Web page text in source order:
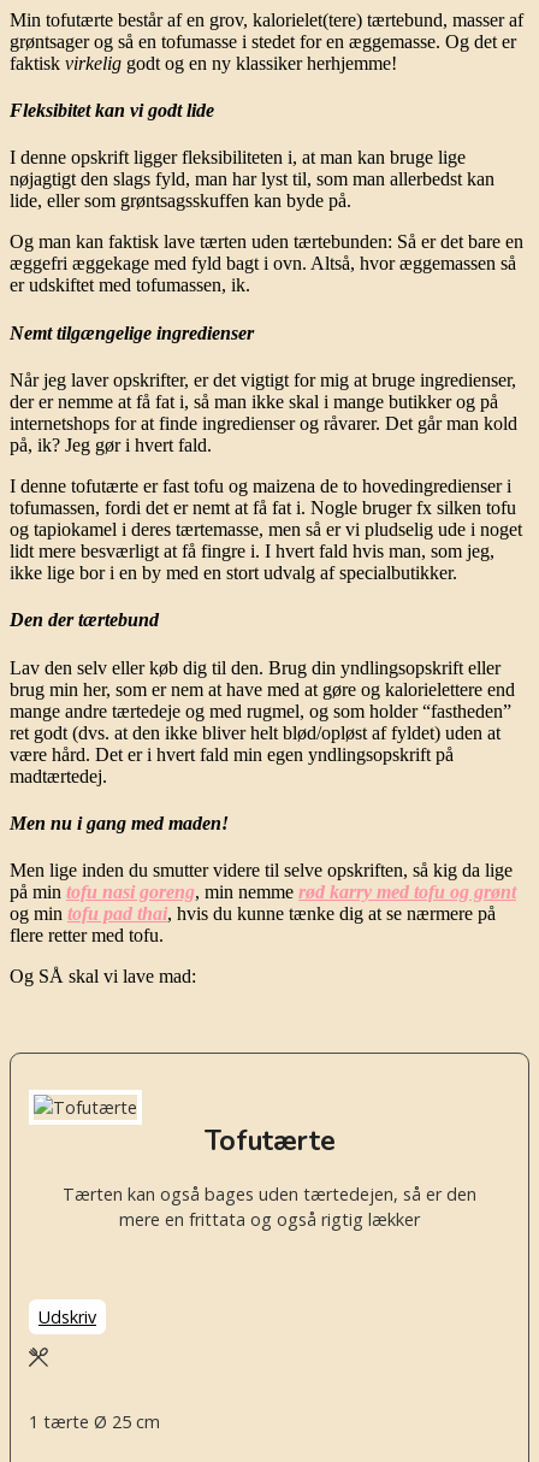
Min tofutærte består af en grov, kalorielet(tere) tærtebund, masser af
grøntsager og så en tofumasse i stedet for en æggemasse. Og det er
faktisk virkelig godt og en ny klassiker herhjemme!
Fleksibitet kan vi godt lide
I denne opskrift ligger fleksibiliteten i, at man kan bruge lige
nøjagtigt den slags fyld, man har lyst til, som man allerbedst kan
lide, eller som grøntsagsskuffen kan byde på.
Og man kan faktisk lave tærten uden tærtebunden: Så er det bare en
æggefri æggekage med fyld bagt i ovn. Altså, hvor æggemassen så
er udskiftet med tofumassen, ik.
Nemt tilgængelige ingredienser
Når jeg laver opskrifter, er det vigtigt for mig at bruge ingredienser,
der er nemme at få fat i, så man ikke skal i mange butikker og på
internetshops for at finde ingredienser og råvarer. Det går man kold
på, ik? Jeg gør i hvert fald.
I denne tofutærte er fast tofu og maizena de to hovedingredienser i
tofumassen, fordi det er nemt at få fat i. Nogle bruger fx silken tofu
og tapiokamel i deres tærtemasse, men så er vi pludselig ude i noget
lidt mere besværligt at få fingre i. I hvert fald hvis man, som jeg,
ikke lige bor i en by med en stort udvalg af specialbutikker.
Den der tærtebund
Lav den selv eller køb dig til den. Brug din yndlingsopskrift eller
brug min her, som er nem at have med at gøre og kalorielettere end
mange andre tærtedeje og med rugmel, og som holder “fastheden”
ret godt (dvs. at den ikke bliver helt blød/opløst af fyldet) uden at
være hård. Det er i hvert fald min egen yndlingsopskrift på
madtærtedej.
Men nu i gang med maden!
Men lige inden du smutter videre til selve opskriften, så kig da lige
på min tofu nasi goreng, min nemme rød karry med tofu og grønt
og min tofu pad thai, hvis du kunne tænke dig at se nærmere på
flere retter med tofu.
Og SÅ skal vi lave mad:
Tofutærte
Tærten kan også bages uden tærtedejen, så er den
mere en frittata og også rigtig lækker
Udskriv
1 tærte Ø 25 cm